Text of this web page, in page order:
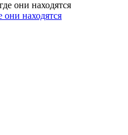
они находятся